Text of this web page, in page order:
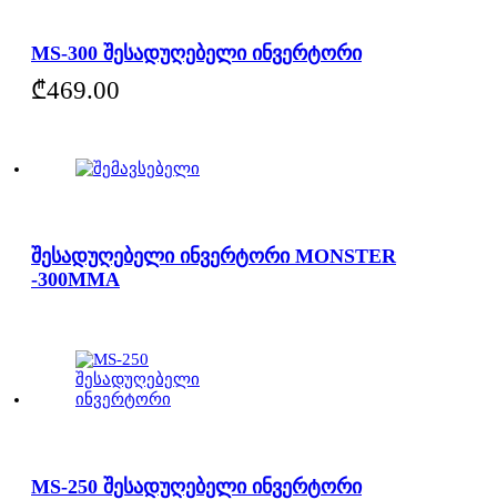
MS-300 შესადუღებელი ინვერტორი
₾469.00
შესადუღებელი ინვერტორი MONSTER
-300MMA
MS-250 შესადუღებელი ინვერტორი